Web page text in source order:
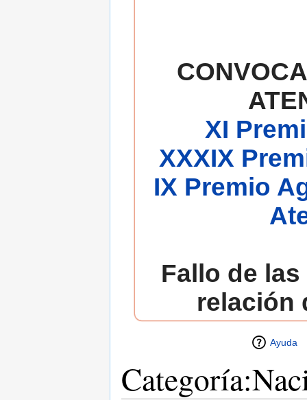
XI
XXXIX
IX Premio
Fallo de
relación
Ayuda